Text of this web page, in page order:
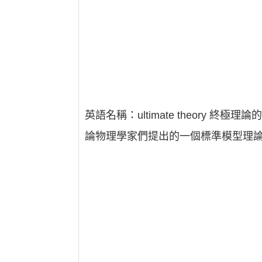
英語名稱：ultimate theory 終極理論
論物理學家們提出的一個標準模型理